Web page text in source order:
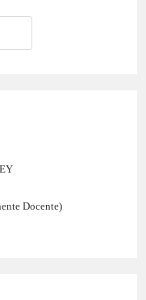
Docente)